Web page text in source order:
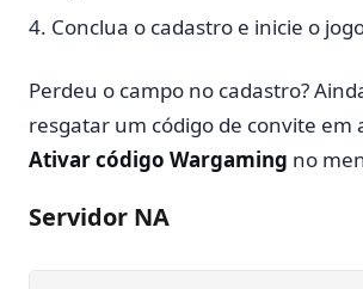
Conclua o cadastro e inicie o
Perdeu o campo no cadastro?
resgatar um código de convite em
Ativar código Wargaming no
Servidor NA